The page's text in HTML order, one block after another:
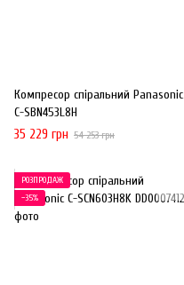
Компресор спіральний Panasonic
C-SBN453L8H
35 229 грн 54 253 грн
РОЗПРОДАЖ
−35%